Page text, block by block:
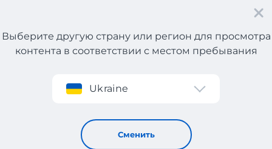
Регистрация
Выберите другую страну или регион для просмотра
контента в соответствии с местом пребывания
Ukraine
Сменить
Amouage